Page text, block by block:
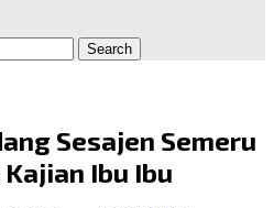
Search
Sesajen Semeru
Ibu Ibu